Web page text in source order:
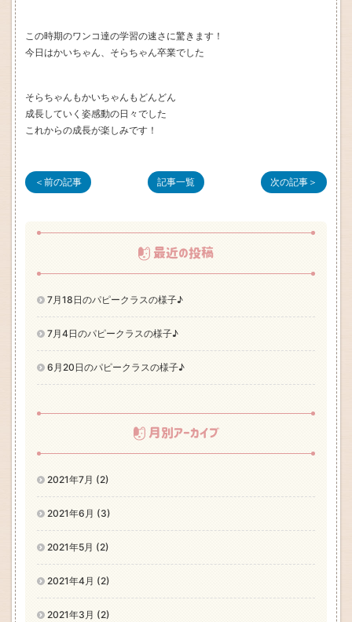
この時期のワンコ達の学習の速さに驚きます！
今日はかいちゃん、そらちゃん卒業でした
そらちゃんもかいちゃんもどんどん
成長していく姿感動の日々でした
これからの成長が楽しみです！
＜前の記事 記事一覧 次の記事＞
最近の投稿
7月18日のパピークラスの様子♪
7月4日のパピークラスの様子♪
6月20日のパピークラスの様子♪
月別アーカイブ
2021年7月 (2)
2021年6月 (3)
2021年5月 (2)
2021年4月 (2)
2021年3月 (2)